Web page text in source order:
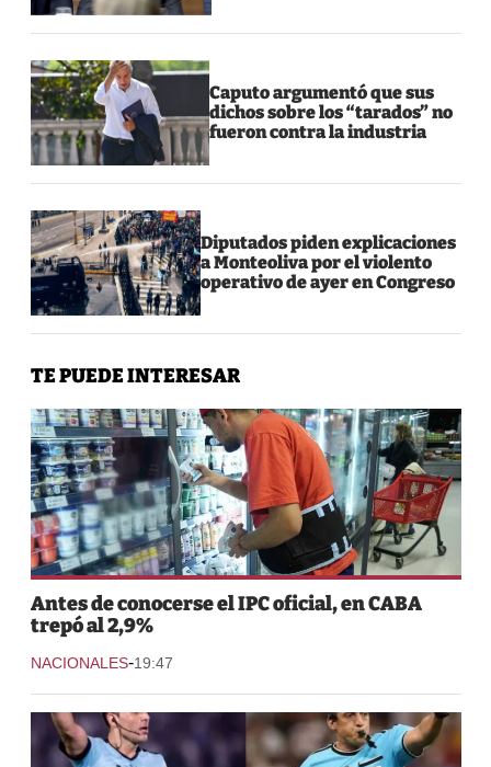
Caputo argumentó que sus
dichos sobre los “tarados” no
fueron contra la industria
Diputados piden explicaciones
a Monteoliva por el violento
operativo de ayer en Congreso
TE PUEDE INTERESAR
Antes de conocerse el IPC oficial, en CABA
trepó al 2,9%
NACIONALES-19:47